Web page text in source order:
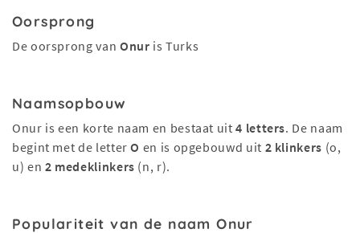
Oorsprong
De oorsprong van Onur is Turks
Naamsopbouw
Onur is een korte naam en bestaat uit4 letters. De naam
begint met de letterO en is opgebouwd uit 2 klinkers (o,
u) en 2 medeklinkers (n, r).
Populariteit van de naam Onur